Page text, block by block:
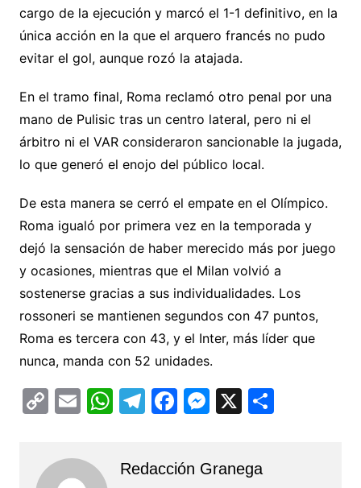
cargo de la ejecución y marcó el 1-1 definitivo, en la
única acción en la que el arquero francés no pudo
evitar el gol, aunque rozó la atajada.
En el tramo final, Roma reclamó otro penal por una
mano de Pulisic tras un centro lateral, pero ni el
árbitro ni el VAR consideraron sancionable la jugada,
lo que generó el enojo del público local.
De esta manera se cerró el empate en el Olímpico.
Roma igualó por primera vez en la temporada y
dejó la sensación de haber merecido más por juego
y ocasiones, mientras que el Milan volvió a
sostenerse gracias a sus individualidades. Los
rossoneri se mantienen segundos con 47 puntos,
Roma es tercera con 43, y el Inter, más líder que
nunca, manda con 52 unidades.
C
p
y
E
ai
l
W
s
T
gr
F
e
M
s
X C
Redacción Granega